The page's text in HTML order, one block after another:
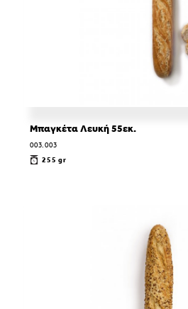
Μπαγκέτα Λευκή 55εκ.
003.003
255 gr